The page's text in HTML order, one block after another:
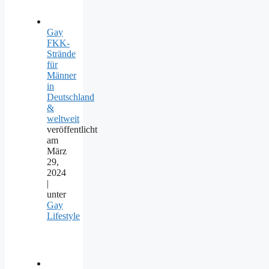
Gay
FKK-
Strände
für
Männer
in
Deutschland
&
weltweit
veröffentlicht
am
März
29,
2024
|
unter
Gay
Lifestyle